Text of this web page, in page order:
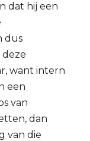
dat hij een
dus
deze
want intern
een
van
dan
van die